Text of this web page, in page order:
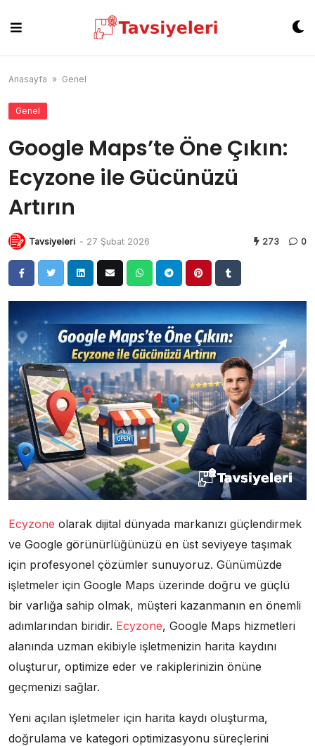
content
Anasayfa » Genel
Genel
Google Maps’te Öne Çıkın:
Ecyzone ile Gücünüzü
Artırın
Tavsiyeleri - 27 Şubat 2026 273 0
Ecyzone olarak dijital dünyada markanızı güçlendirmek
ve Google görünürlüğünüzü en üst seviyeye taşımak
için profesyonel çözümler sunuyoruz. Günümüzde
işletmeler için Google Maps üzerinde doğru ve güçlü
bir varlığa sahip olmak, müşteri kazanmanın en önemli
adımlarından biridir. Ecyzone, Google Maps hizmetleri
alanında uzman ekibiyle işletmenizin harita kaydını
oluşturur, optimize eder ve rakiplerinizin önüne
geçmenizi sağlar.
Yeni açılan işletmeler için harita kaydı oluşturma,
doğrulama ve kategori optimizasyonu süreçlerini